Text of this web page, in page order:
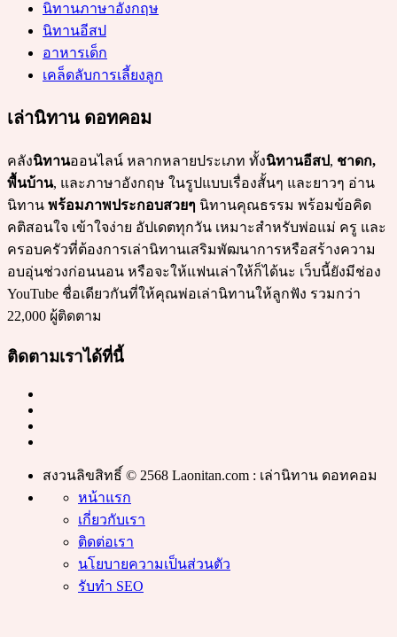
นิทานภาษาอังกฤษ
นิทานอีสป
อาหารเด็ก
เคล็ดลับการเลี้ยงลูก
เล่านิทาน ดอทคอม
คลังนิทานออนไลน์ หลากหลายประเภท ทั้งนิทานอีสป, ชาดก,
พื้นบ้าน, และภาษาอังกฤษ ในรูปแบบเรื่องสั้นๆ และยาวๆ อ่าน
นิทาน พร้อมภาพประกอบสวยๆ นิทานคุณธรรม พร้อมข้อคิด
คติสอนใจ เข้าใจง่าย อัปเดตทุกวัน เหมาะสำหรับพ่อแม่ ครู และ
ครอบครัวที่ต้องการเล่านิทานเสริมพัฒนาการหรือสร้างความ
อบอุ่นช่วงก่อนนอน หรือจะให้แฟนเล่าให้ก็ได้นะ เว็บนี้ยังมีช่อง
YouTube ชื่อเดียวกันที่ให้คุณพ่อเล่านิทานให้ลูกฟัง รวมกว่า
22,000 ผู้ติดตาม
ติดตามเราได้ที่นี้
สงวนลิขสิทธิ์ © 2568 Laonitan.com : เล่านิทาน ดอทคอม
หน้าแรก
เกี่ยวกับเรา
ติดต่อเรา
นโยบายความเป็นส่วนตัว
รับทำ SEO